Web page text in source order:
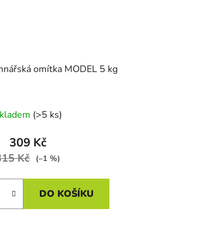
omítka MODEL 5 kg
(>5 ks)
309 Kč
Kč (–1 %)
DO KOŠÍKU